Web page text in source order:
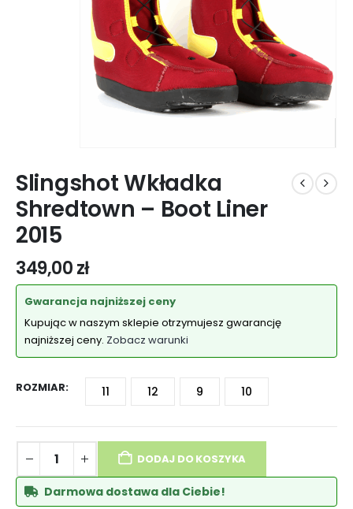
Slingshot Wkładka
Shredtown – Boot Liner
2015
349,00zł
Gwarancja najniższej ceny
Kupując w naszym sklepie otrzymujesz gwarancję
najniższej ceny. Zobacz warunki
ROZMIAR 11 12 9 10
DODAJ DO KOSZYKA
Darmowa dostawa dla Ciebie!